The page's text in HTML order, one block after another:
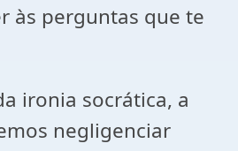
às perguntas que te
ironia socrática, a
negligenciar